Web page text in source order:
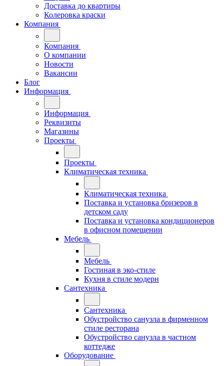
Доставка до квартиры
Колеровка краски
Компания
Компания
О компании
Новости
Вакансии
Блог
Информация
Информация
Реквизиты
Магазины
Проекты
Проекты
Климатическая техника
Климатическая техника
Поставка и установка бризеров в
детском саду
Поставка и установка кондиционеров
в офисном помещении
Мебель
Мебель
Гостиная в эко-стиле
Кухня в стиле модерн
Сантехника
Сантехника
Обустройство санузла в фирменном
стиле ресторана
Обустройство санузла в частном
коттедже
Оборудование